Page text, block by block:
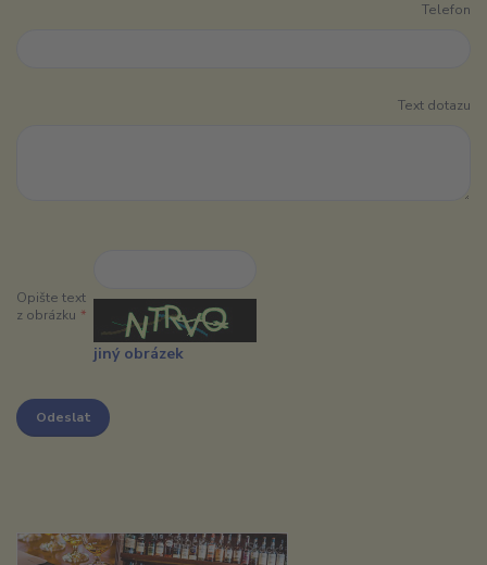
Telefon
Text dotazu
Opište text
z obrázku *
jiný obrázek